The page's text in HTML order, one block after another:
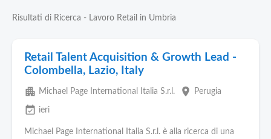
Blog
Risultati di Ricerca - Lavoro Retail in Umbria
Retail Talent Acquisition & Growth Lead -
Colombella, Lazio, Italy
apartment Michael Page International Italia S.r.l. place Perugia
event_available ieri
Michael Page International Italia S.r.l. è alla ricerca di una